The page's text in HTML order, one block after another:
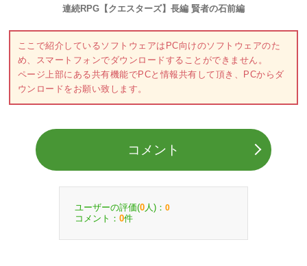
連続RPG【クエスターズ】長編 賢者の石前編
ここで紹介しているソフトウェアはPC向けのソフトウェアのた
め、スマートフォンでダウンロードすることができません。
ページ上部にある共有機能でPCと情報共有して頂き、PCからダ
ウンロードをお願い致します。
コメント
ユーザーの評価(0 人)： 0
コメント： 0件